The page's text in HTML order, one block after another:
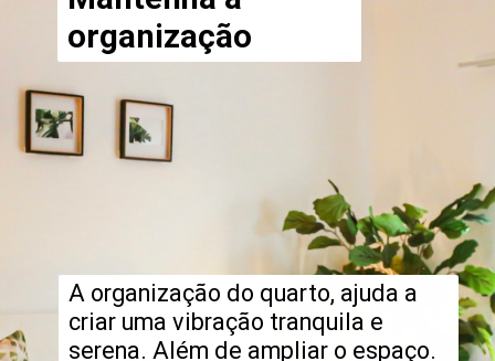
A organização do quarto, ajuda a
criar uma vibração tranquila e
serena. Além de ampliar o espaço.
organização